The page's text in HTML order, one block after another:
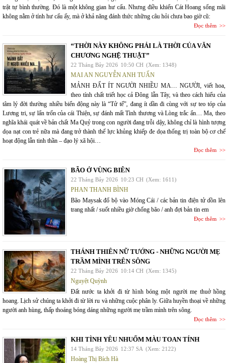
trật tự bình thường. Đó là một không gian hư cấu. Nhưng điều khiến Cát Hoang sống mãi
không nằm ở tính hư cấu ấy, mà ở khả năng đánh thức những câu hỏi chưa bao giờ cũ:
Đọc thêm
“THỜI NÀY KHÔNG PHẢI LÀ THỜI CỦA VĂN
CHƯƠNG NGHỆ THUẬT”
22 Tháng Bảy 2026 10:50 CH (Xem: 1348)
MAI AN NGUYỄN ANH TUẤN
MẢNH ĐẤT ÍT NGƯỜI NHIỀU MA… NGƯỜI, viết hoa,
theo tính chất triết học cả Đông lẫn Tây, và theo cách hiểu của
tâm lý đời thường nhiều biến động này là “Tử tế”, đang ít dần đi cùng với sự teo tóp của
Lương tri, sự lẩn trốn của cái Thiện, sự đánh mất Tình thương và Lòng trắc ẩn… Ma, theo
nghĩa khái quát về bản chất Ma Quỷ trong con người đang trỗi dậy, không chỉ là hình tượng
dọa nạt con trẻ nữa mà đang trở thành thế lực khủng khiếp đe dọa thống trị toàn bộ cơ chế
hoạt động lẫn tinh thần – đạo lý xã hội…
Đọc thêm
BÃO Ở VÙNG BIÊN
22 Tháng Bảy 2026 10:23 CH (Xem: 1611)
PHAN THANH BÌNH
Bão Maysak đổ bộ vào Móng Cái / các bản tin điện tử dồn lên
trang nhất / suốt nhiều giờ chống bão / anh đợi bản tin em
Đọc thêm
THÁNH THIÊN NỮ TƯỚNG - NHỮNG NGƯỜI MẸ
TRẦM MÌNH TRÊN SÔNG
22 Tháng Bảy 2026 10:14 CH (Xem: 1345)
Nguyệt Quỳnh
Đất nước ta khởi đi từ hình bóng một người mẹ thuở hồng
hoang. Lịch sử chúng ta khởi đi từ lời ru và những cuộc phân ly. Giữa huyền thoại về những
người anh hùng, thấp thoáng bóng dáng những người mẹ trầm mình trên sông.
Đọc thêm
KHI TÌNH YÊU NHUỐM MÀU TOAN TÍNH
14 Tháng Bảy 2026 12:37 SA (Xem: 2122)
Hoàng Thị Bích Hà